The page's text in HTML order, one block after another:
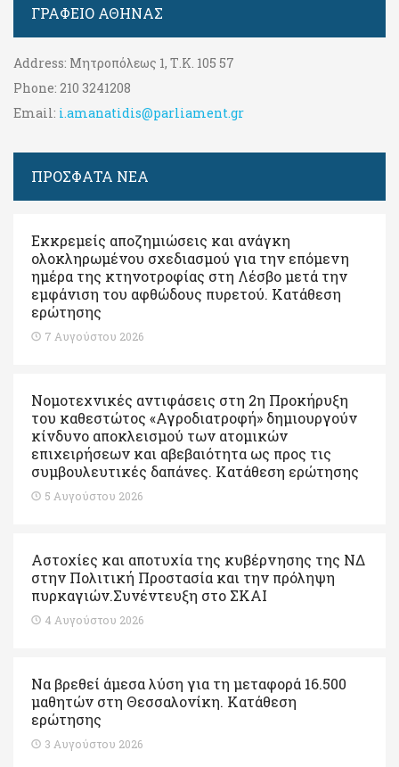
ΓΡΑΦΕΊΟ ΑΘΉΝΑΣ
Address: Μητροπόλεως 1, Τ.Κ. 105 57
Phone: 210 3241208
Email: i.amanatidis@parliament.gr
ΠΡΟΣΦΑΤΑ ΝΕΑ
Εκκρεμείς αποζημιώσεις και ανάγκη
ολοκληρωμένου σχεδιασμού για την επόμενη
ημέρα της κτηνοτροφίας στη Λέσβο μετά την
εμφάνιση του αφθώδους πυρετού. Kατάθεση
ερώτησης
7 Αυγούστου 2026
Νομοτεχνικές αντιφάσεις στη 2η Προκήρυξη
του καθεστώτος «Αγροδιατροφή» δημιουργούν
κίνδυνο αποκλεισμού των ατομικών
επιχειρήσεων και αβεβαιότητα ως προς τις
συμβουλευτικές δαπάνες. Κατάθεση ερώτησης
5 Αυγούστου 2026
Αστοχίες και αποτυχία της κυβέρνησης της ΝΔ
στην Πολιτική Προστασία και την πρόληψη
πυρκαγιών.Συνέντευξη στο ΣΚΑΙ
4 Αυγούστου 2026
Να βρεθεί άμεσα λύση για τη μεταφορά 16.500
μαθητών στη Θεσσαλονίκη. Κατάθεση
ερώτησης
3 Αυγούστου 2026